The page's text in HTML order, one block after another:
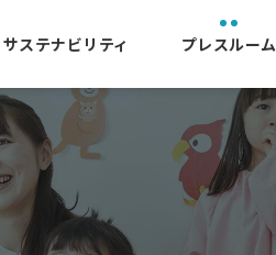
サステナビリティ プレスルーム